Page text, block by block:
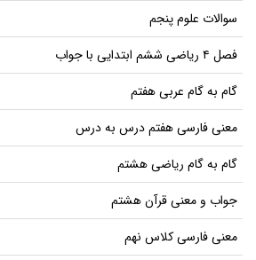
سوالات علوم پنجم
فصل ۴ ریاضی ششم ابتدایی با جواب
گام به گام عربی هفتم
معنی فارسی هفتم درس به درس
گام به گام ریاضی هشتم
جواب و معنی قرآن هشتم
معنی فارسی کلاس نهم